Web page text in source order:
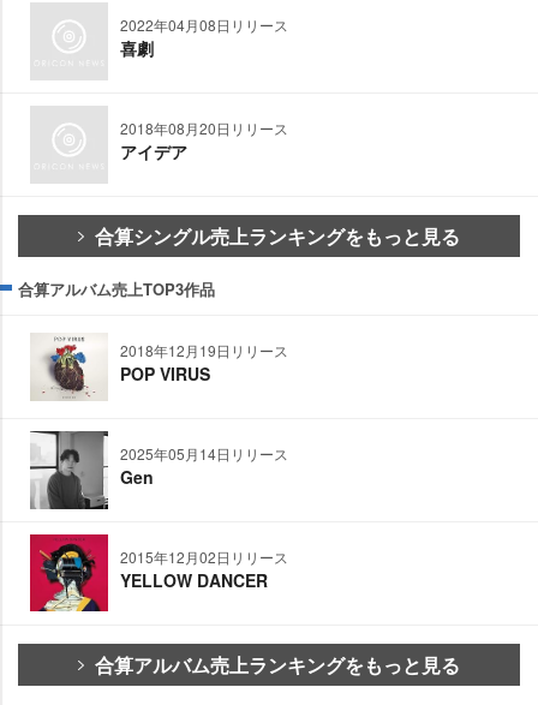
2022年04月08日リリース
喜劇
2018年08月20日リリース
アイデア
合算シングル売上ランキングをもっと見る
合算アルバム売上TOP3作品
2018年12月19日リリース
POP VIRUS
2025年05月14日リリース
Gen
2015年12月02日リリース
YELLOW DANCER
合算アルバム売上ランキングをもっと見る